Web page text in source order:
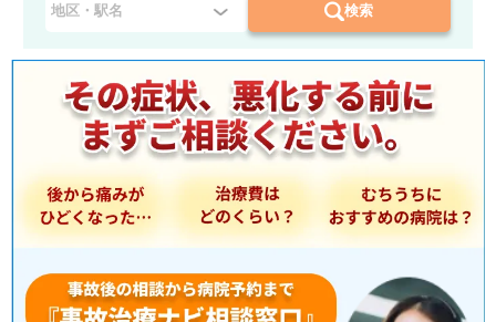
県
を
選
択
：
検索